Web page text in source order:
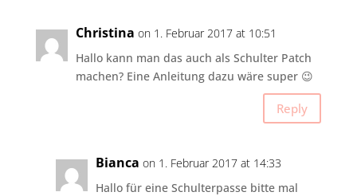
Christina on 1. Februar 2017 at 10:51
Hallo kann man das auch als Schulter Patch
machen? Eine Anleitung dazu wäre super 😉
Reply
Bianca on 1. Februar 2017 at 14:33
Hallo für eine Schulterpasse bitte mal